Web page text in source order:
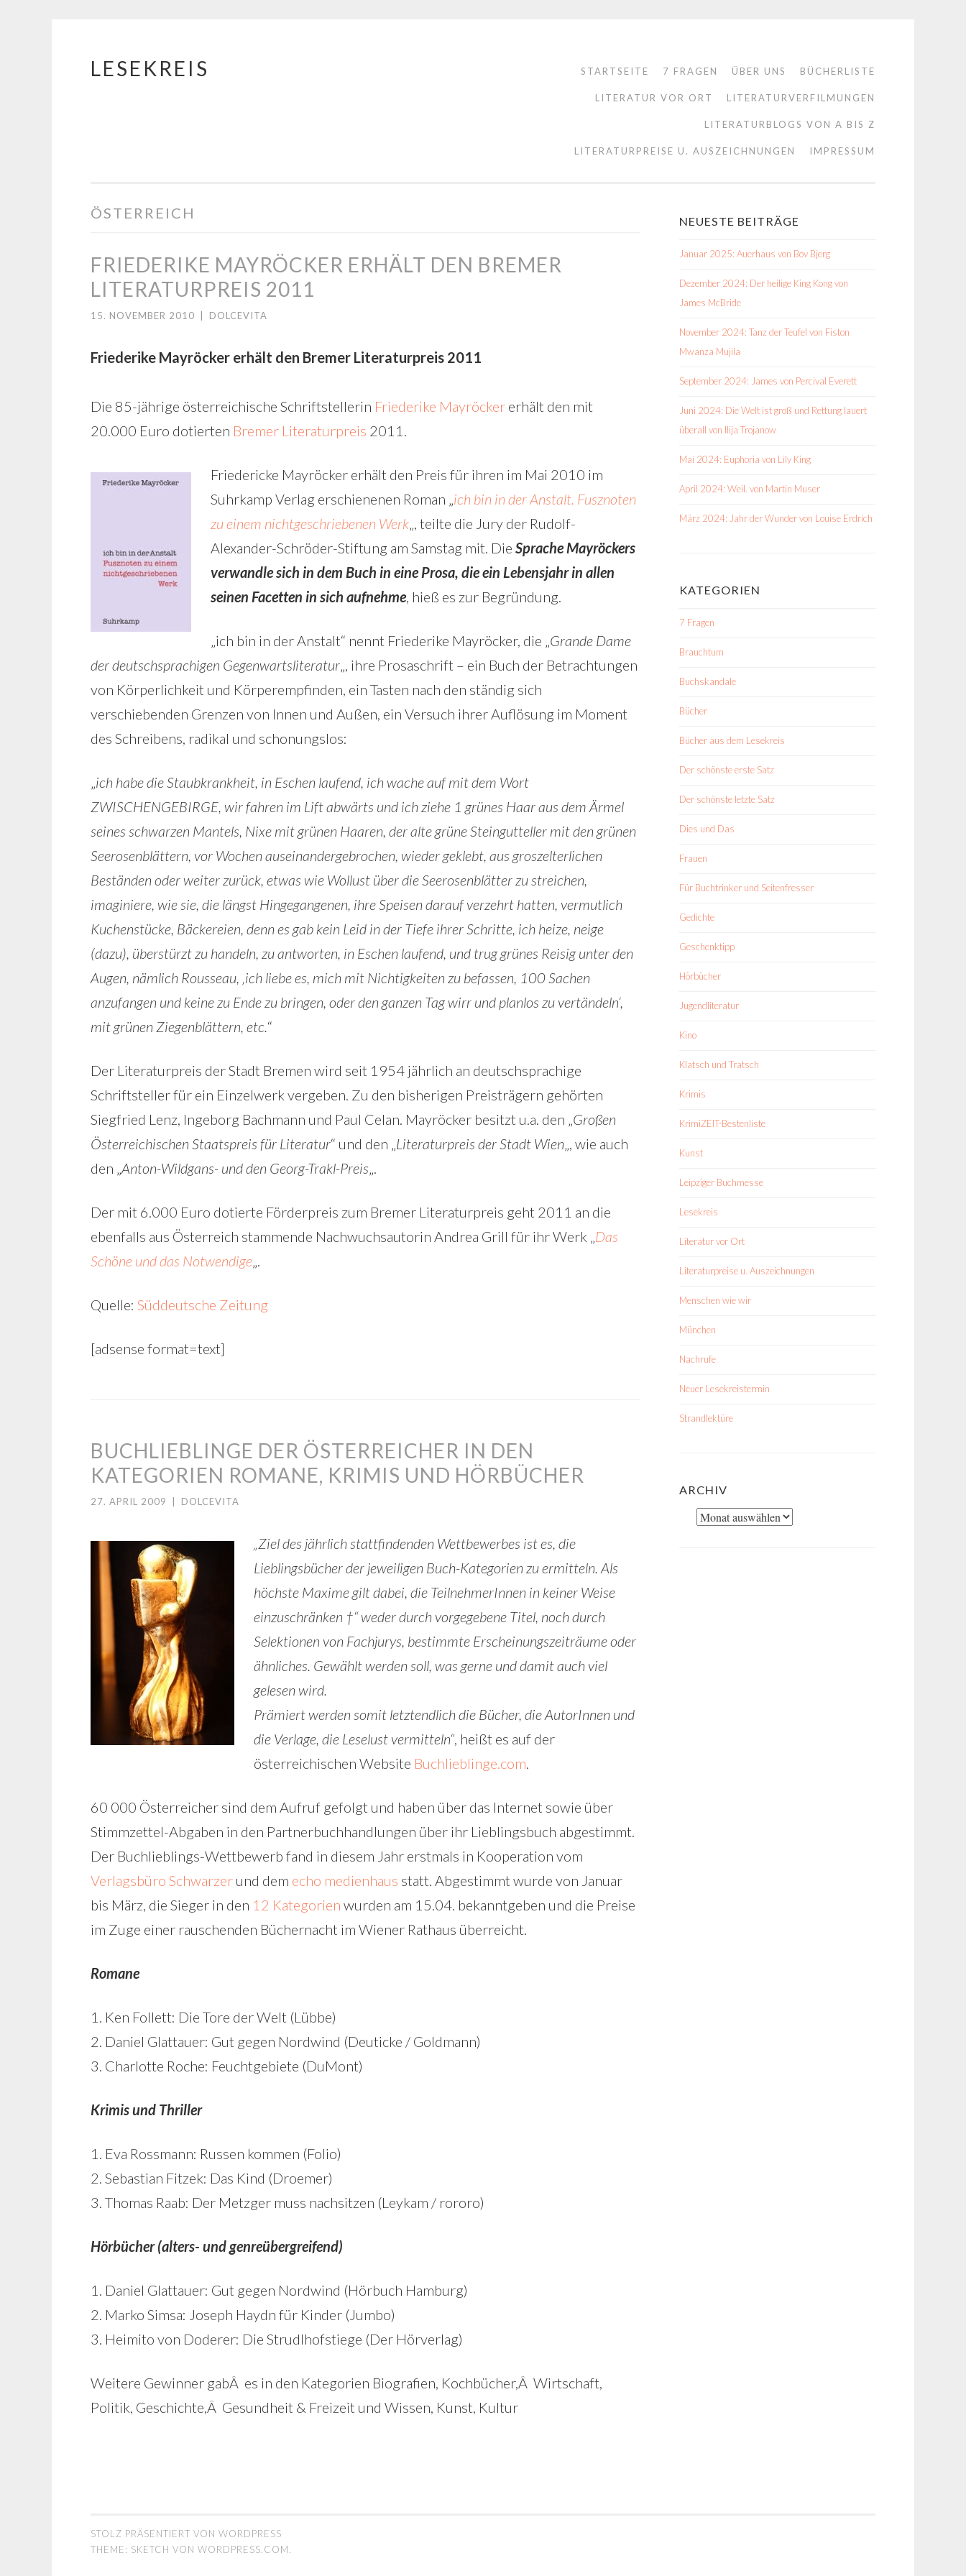
Springe
LESEKREIS STARTSEITE 7 FRAGEN ÜBER UNS BÜCHERLISTE
LITERATUR VOR ORT LITERATURVERFILMUNGEN
LITERATURBLOGS VON A BIS Z
LITERATURPREISE U. AUSZEICHNUNGEN IMPRESSUM
ÖSTERREICH
FRIEDERIKE MAYRÖCKER ERHÄLT DEN BREMER
LITERATURPREIS 2011
15. NOVEMBER 2010 DOLCEVITA
Friederike Mayröcker erhält den Bremer Literaturpreis 2011
Die 85-jährige österreichische Schriftstellerin Friederike Mayröcker erhält den mit
20.000 Euro dotierten Bremer Literaturpreis 2011.
Friedericke Mayröcker erhält den Preis für ihren im Mai 2010 im
Suhrkamp Verlag erschienenen Roman „ich bin in der Anstalt. Fusznoten
zu einem nichtgeschriebenen Werk„, teilte die Jury der Rudolf-
Alexander-Schröder-Stiftung am Samstag mit. Die Sprache Mayröckers
verwandle sich in dem Buch in eine Prosa, die ein Lebensjahr in allen
seinen Facetten in sich aufnehme, hieß es zur Begründung.
„ich bin in der Anstalt“ nennt Friederike Mayröcker, die „Grande Dame
der deutschsprachigen Gegenwartsliteratur„, ihre Prosaschrift – ein Buch der Betrachtungen
von Körperlichkeit und Körperempfinden, ein Tasten nach den ständig sich
verschiebenden Grenzen von Innen und Außen, ein Versuch ihrer Auflösung im Moment
des Schreibens, radikal und schonungslos:
„ich habe die Staubkrankheit, in Eschen laufend, ich wache auf mit dem Wort
ZWISCHENGEBIRGE, wir fahren im Lift abwärts und ich ziehe 1 grünes Haar aus dem Ärmel
seines schwarzen Mantels, Nixe mit grünen Haaren, der alte grüne Steingutteller mit den grünen
Seerosenblättern, vor Wochen auseinandergebrochen, wieder geklebt, aus groszelterlichen
Beständen oder weiter zurück, etwas wie Wollust über die Seerosenblätter zu streichen,
imaginiere, wie sie, die längst Hingegangenen, ihre Speisen darauf verzehrt hatten, vermutlich
Kuchenstücke, Bäckereien, denn es gab kein Leid in der Tiefe ihrer Schritte, ich heize, neige
(dazu), überstürzt zu handeln, zu antworten, in Eschen laufend, und trug grünes Reisig unter den
Augen, nämlich Rousseau, ‚ich liebe es, mich mit Nichtigkeiten zu befassen, 100 Sachen
anzufangen und keine zu Ende zu bringen, oder den ganzen Tag wirr und planlos zu vertändeln‘,
mit grünen Ziegenblättern, etc.“
Der Literaturpreis der Stadt Bremen wird seit 1954 jährlich an deutschsprachige
Schriftsteller für ein Einzelwerk vergeben. Zu den bisherigen Preisträgern gehörten
Siegfried Lenz, Ingeborg Bachmann und Paul Celan. Mayröcker besitzt u.a. den „Großen
Österreichischen Staatspreis für Literatur“ und den „Literaturpreis der Stadt Wien„, wie auch
den „Anton-Wildgans- und den Georg-Trakl-Preis„.
Der mit 6.000 Euro dotierte Förderpreis zum Bremer Literaturpreis geht 2011 an die
ebenfalls aus Österreich stammende Nachwuchsautorin Andrea Grill für ihr Werk „Das
Schöne und das Notwendige„.
Quelle: Süddeutsche Zeitung
[adsense format=text]
BUCHLIEBLINGE DER ÖSTERREICHER IN DEN
KATEGORIEN ROMANE, KRIMIS UND HÖRBÜCHER
27. APRIL 2009 DOLCEVITA
„Ziel des jährlich stattfindenden Wettbewerbes ist es, die
Lieblingsbücher der jeweiligen Buch-Kategorien zu ermitteln. Als
höchste Maxime gilt dabei, die TeilnehmerInnen in keiner Weise
einzuschränken †“ weder durch vorgegebene Titel, noch durch
Selektionen von Fachjurys, bestimmte Erscheinungszeiträume oder
ähnliches. Gewählt werden soll, was gerne und damit auch viel
gelesen wird.
Prämiert werden somit letztendlich die Bücher, die AutorInnen und
die Verlage, die Leselust vermitteln“, heißt es auf der
österreichischen Website Buchlieblinge.com.
60 000 Österreicher sind dem Aufruf gefolgt und haben über das Internet sowie über
Stimmzettel-Abgaben in den Partnerbuchhandlungen über ihr Lieblingsbuch abgestimmt.
Der Buchlieblings-Wettbewerb fand in diesem Jahr erstmals in Kooperation vom
Verlagsbüro Schwarzer und dem echo medienhaus statt. Abgestimmt wurde von Januar
bis März, die Sieger in den 12 Kategorien wurden am 15.04. bekanntgeben und die Preise
im Zuge einer rauschenden Büchernacht im Wiener Rathaus überreicht.
Romane
1. Ken Follett: Die Tore der Welt (Lübbe)
2. Daniel Glattauer: Gut gegen Nordwind (Deuticke / Goldmann)
3. Charlotte Roche: Feuchtgebiete (DuMont)
Krimis und Thriller
1. Eva Rossmann: Russen kommen (Folio)
2. Sebastian Fitzek: Das Kind (Droemer)
3. Thomas Raab: Der Metzger muss nachsitzen (Leykam / rororo)
Hörbücher (alters- und genreübergreifend)
1. Daniel Glattauer: Gut gegen Nordwind (Hörbuch Hamburg)
2. Marko Simsa: Joseph Haydn für Kinder (Jumbo)
3. Heimito von Doderer: Die Strudlhofstiege (Der Hörverlag)
Weitere Gewinner gabÂ es in den Kategorien Biografien, Kochbücher,Â Wirtschaft,
Politik, Geschichte,Â Gesundheit & Freizeit und Wissen, Kunst, Kultur
NEUESTE BEITRÄGE
Januar 2025: Auerhaus von Bov Bjerg
Dezember 2024: Der heilige King Kong von
James McBride
November 2024: Tanz der Teufel von Fiston
Mwanza Mujila
September 2024: James von Percival Everett
Juni 2024: Die Welt ist groß und Rettung lauert
überall von Ilija Trojanow
Mai 2024: Euphoria von Lily King
April 2024: Weil. von Martin Muser
März 2024: Jahr der Wunder von Louise Erdrich
KATEGORIEN
7 Fragen
Brauchtum
Buchskandale
Bücher
Bücher aus dem Lesekreis
Der schönste erste Satz
Der schönste letzte Satz
Dies und Das
Frauen
Für Buchtrinker und Seitenfresser
Gedichte
Geschenktipp
Hörbücher
Jugendliteratur
Kino
Klatsch und Tratsch
Krimis
KrimiZEIT-Bestenliste
Kunst
Leipziger Buchmesse
Lesekreis
Literatur vor Ort
Literaturpreise u. Auszeichnungen
Menschen wie wir
München
Nachrufe
Neuer Lesekreistermin
Strandlektüre
ARCHIV
Archiv
STOLZ PRÄSENTIERT VON WORDPRESS
THEME: SKETCH VON WORDPRESS.COM